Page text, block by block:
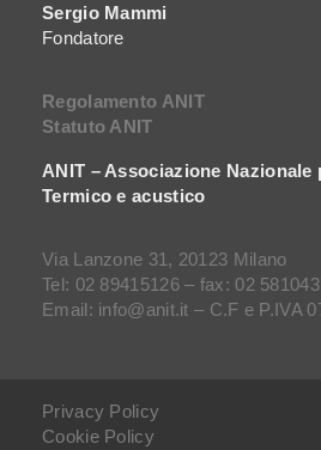
Sergio Mammi
Fondatore
Regolamento ANIT
Statuto ANIT
ANIT – Associazione Nazionale
Termico e acustico
Via Lanzone 31, 20123 Milano
Tel: 02 89415126 – fax: 02
Email: info@anit.it – C.F e P.IVA
Privacy Policy
Cookie Policy